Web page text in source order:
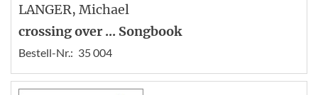
LANGER, Michael
crossing over ... Songbook
Bestell-Nr.: 35 004